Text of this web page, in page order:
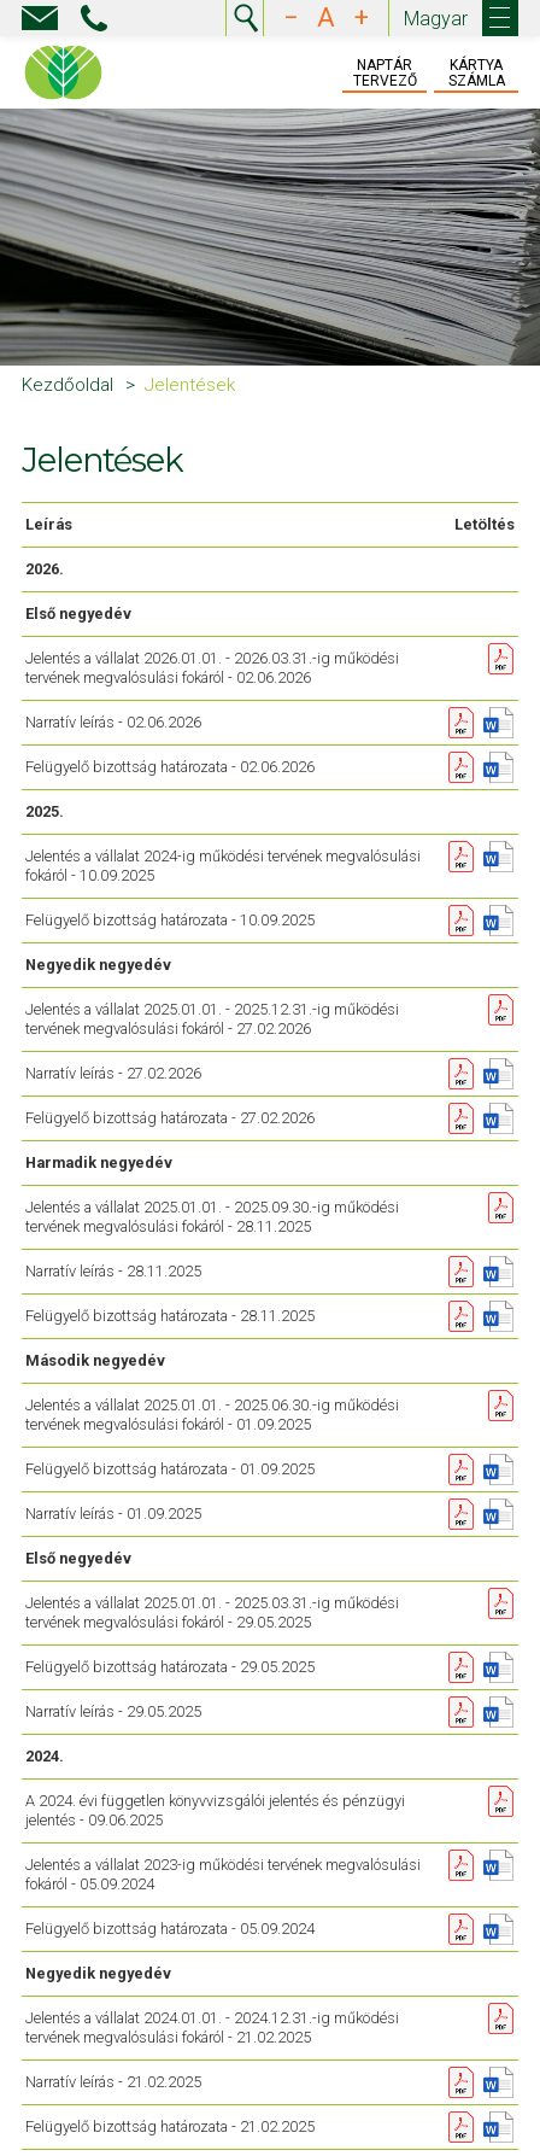
− A + Magyar
NAPTÁR
TERVEZŐ
KÁRTYA
SZÁMLA
Kezdőoldal Jelentések
Jelentések
Leírás Letöltés
2026.
Első negyedév
Jelentés a vállalat 2026.01.01. - 2026.03.31.-ig működési
tervének megvalósulási fokáról - 02.06.2026
Narratív leírás - 02.06.2026
Felügyelő bizottság határozata - 02.06.2026
2025.
Jelentés a vállalat 2024-ig működési tervének megvalósulási
fokáról - 10.09.2025
Felügyelő bizottság határozata - 10.09.2025
Negyedik negyedév
Jelentés a vállalat 2025.01.01. - 2025.12.31.-ig működési
tervének megvalósulási fokáról - 27.02.2026
Narratív leírás - 27.02.2026
Felügyelő bizottság határozata - 27.02.2026
Harmadik negyedév
Jelentés a vállalat 2025.01.01. - 2025.09.30.-ig működési
tervének megvalósulási fokáról - 28.11.2025
Narratív leírás - 28.11.2025
Felügyelő bizottság határozata - 28.11.2025
Második negyedév
Jelentés a vállalat 2025.01.01. - 2025.06.30.-ig működési
tervének megvalósulási fokáról - 01.09.2025
Felügyelő bizottság határozata - 01.09.2025
Narratív leírás - 01.09.2025
Első negyedév
Jelentés a vállalat 2025.01.01. - 2025.03.31.-ig működési
tervének megvalósulási fokáról - 29.05.2025
Felügyelő bizottság határozata - 29.05.2025
Narratív leírás - 29.05.2025
2024.
A 2024. évi független könyvvizsgálói jelentés és pénzügyi
jelentés - 09.06.2025
Jelentés a vállalat 2023-ig működési tervének megvalósulási
fokáról - 05.09.2024
Felügyelő bizottság határozata - 05.09.2024
Negyedik negyedév
Jelentés a vállalat 2024.01.01. - 2024.12.31.-ig működési
tervének megvalósulási fokáról - 21.02.2025
Narratív leírás - 21.02.2025
Felügyelő bizottság határozata - 21.02.2025